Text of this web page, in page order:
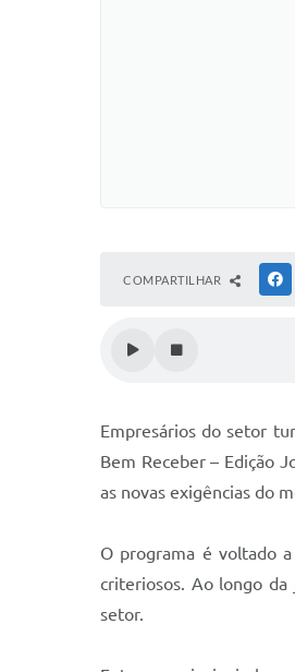
COMPARTILHAR
Empresários do setor
Bem Receber – Edição
as novas exigências do
O programa é voltado
criteriosos. Ao longo da
setor.